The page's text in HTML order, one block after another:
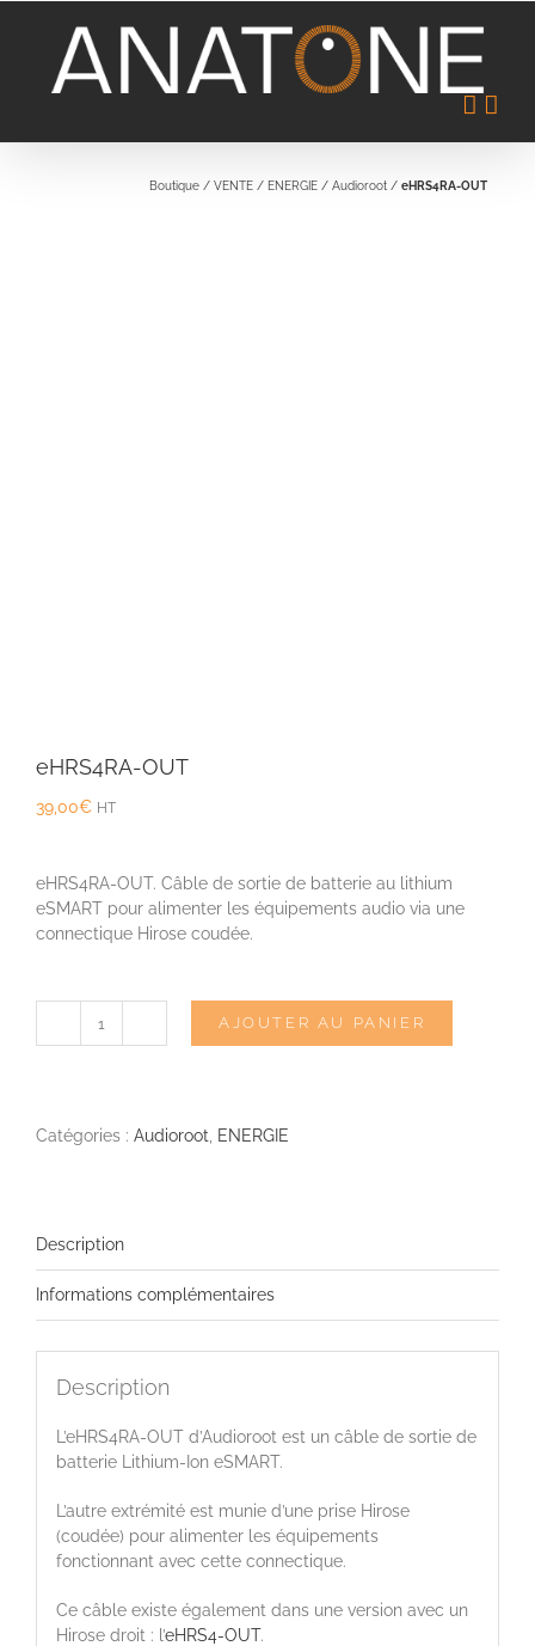
Boutique / VENTE / ENERGIE / Audioroot / eHRS4RA-OUT
eHRS4RA-OUT
39,00€ HT
eHRS4RA-OUT. Câble de sortie de batterie au lithium
eSMART pour alimenter les équipements audio via une
connectique Hirose coudée.
quantité
AJOUTER AU PANIER
Catégories : Audioroot ENERGIE
Description
Informations complémentaires
Description
L’eHRS4RA-OUT d’Audioroot est un câble de sortie de
batterie Lithium-Ion eSMART.
L’autre extrémité est munie d’une prise Hirose
(coudée) pour alimenter les équipements
fonctionnant avec cette connectique.
Ce câble existe également dans une version avec un
Hirose droit : l’eHRS4-OUT.